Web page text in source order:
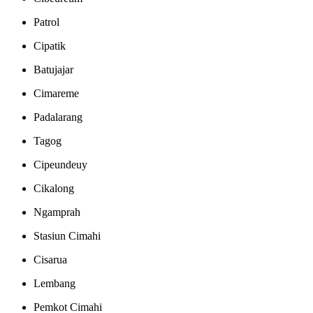
Patrol
Cipatik
Batujajar
Cimareme
Padalarang
Tagog
Cipeundeuy
Cikalong
Ngamprah
Stasiun Cimahi
Cisarua
Lembang
Pemkot Cimahi